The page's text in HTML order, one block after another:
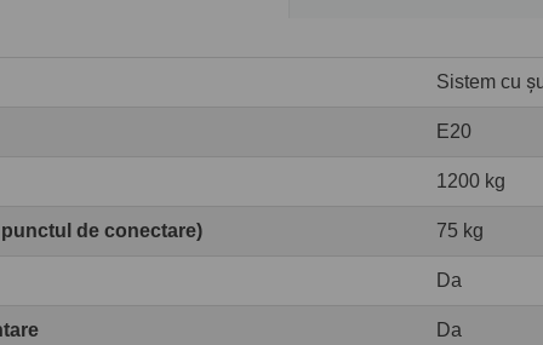
Sistem cu
E20
1200 kg
de conectare) 75 kg
Da
Da